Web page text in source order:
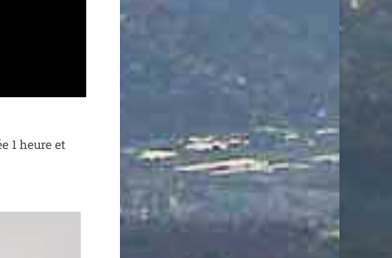
1 heure et